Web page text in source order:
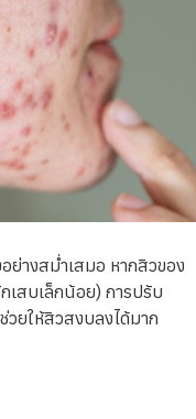
ย่างสม่ำเสมอ หากสิวของ
สบเล็กน้อย) การปรับ
ยให้สิวสงบลงได้มาก